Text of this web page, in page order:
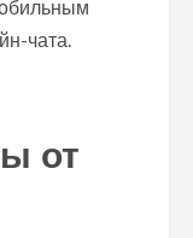
чата.
от